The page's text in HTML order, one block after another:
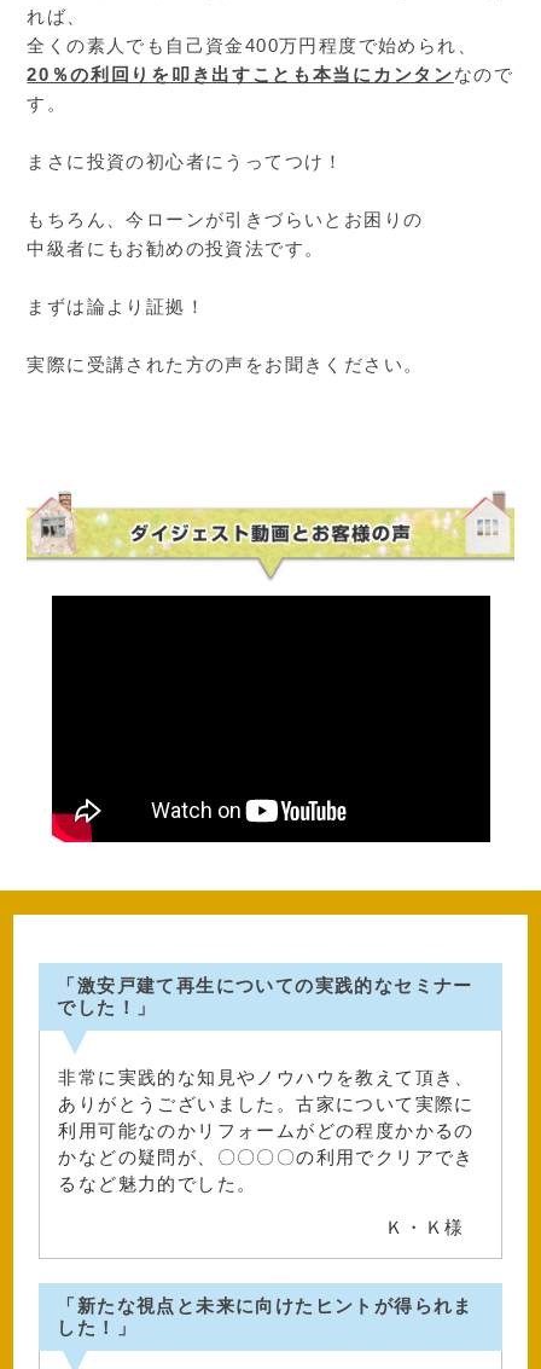
れば、
全くの素人でも自己資金400万円程度で始められ、
20％の利回りを叩き出すことも本当にカンタンなので
す。
まさに投資の初心者にうってつけ！
もちろん、今ローンが引きづらいとお困りの
中級者にもお勧めの投資法です。
まずは論より証拠！
実際に受講された方の声をお聞きください。
「激安戸建て再生についての実践的なセミナー
でした！」
非常に実践的な知見やノウハウを教えて頂き、
ありがとうございました。古家について実際に
利用可能なのかリフォームがどの程度かかるの
かなどの疑問が、〇〇〇〇の利用でクリアでき
るなど魅力的でした。
Ｋ・Ｋ様
「新たな視点と未来に向けたヒントが得られま
した！」